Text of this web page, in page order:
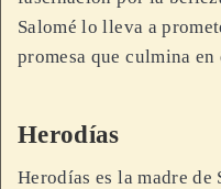
Salomé lo lleva a
promesa que culmina
Herodías
Herodías es la madre de